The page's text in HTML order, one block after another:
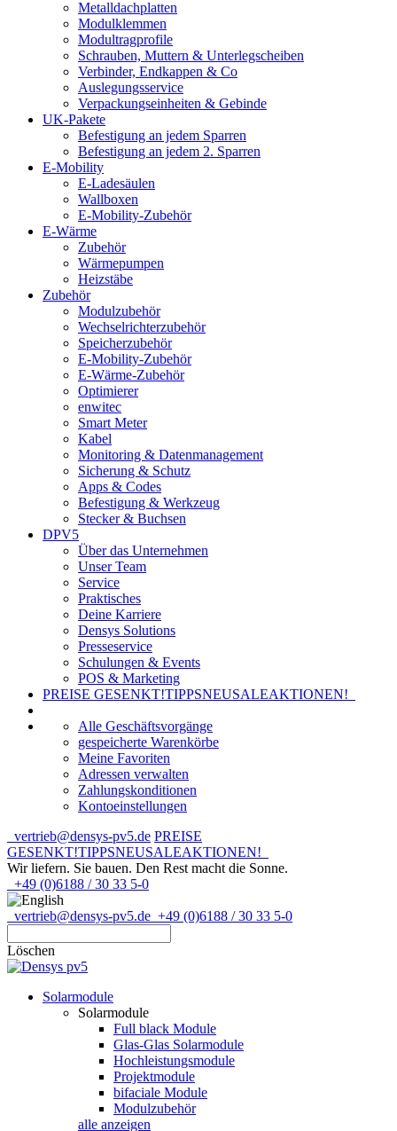
Metalldachplatten
Modulklemmen
Modultragprofile
Schrauben, Muttern & Unterlegscheiben
Verbinder, Endkappen & Co
Auslegungsservice
Verpackungseinheiten & Gebinde
UK-Pakete
Befestigung an jedem Sparren
Befestigung an jedem 2. Sparren
E-Mobility
E-Ladesäulen
Wallboxen
E-Mobility-Zubehör
E-Wärme
Zubehör
Wärmepumpen
Heizstäbe
Zubehör
Modulzubehör
Wechselrichterzubehör
Speicherzubehör
E-Mobility-Zubehör
E-Wärme-Zubehör
Optimierer
enwitec
Smart Meter
Kabel
Monitoring & Datenmanagement
Sicherung & Schutz
Apps & Codes
Befestigung & Werkzeug
Stecker & Buchsen
DPV5
Über das Unternehmen
Unser Team
Service
Praktisches
Deine Karriere
Densys Solutions
Presseservice
Schulungen & Events
POS & Marketing
PREISE GESENKT!TIPPSNEUSALEAKTIONEN!
Alle Geschäftsvorgänge
gespeicherte Warenkörbe
Meine Favoriten
Adressen verwalten
Zahlungskonditionen
Kontoeinstellungen
vertrieb@densys-pv5.de PREISE
GESENKT!TIPPSNEUSALEAKTIONEN!
Wir liefern. Sie bauen. Den Rest macht die Sonne.
+49 (0)6188 / 30 33 5-0
vertrieb@densys-pv5.de +49 (0)6188 / 30 33 5-0
Löschen
Solarmodule
Solarmodule
Full black Module
Glas-Glas Solarmodule
Hochleistungsmodule
Projektmodule
bifaciale Module
Modulzubehör
alle anzeigen